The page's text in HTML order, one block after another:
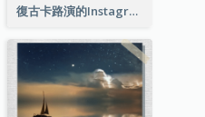
復古卡路演的Instagram帖子